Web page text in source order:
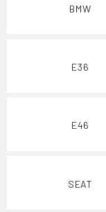
BMW
E36
E46
SEAT